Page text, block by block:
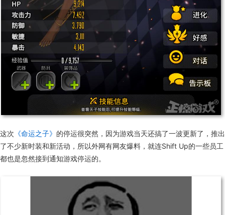
这次 《命运之子》 的停运很突然，因为游戏当天还搞了一波更新了，推出
了不少新时装和新活动，所以外网有网友爆料，就连Shift Up的一些员工
都也是忽然接到通知游戏停运的。